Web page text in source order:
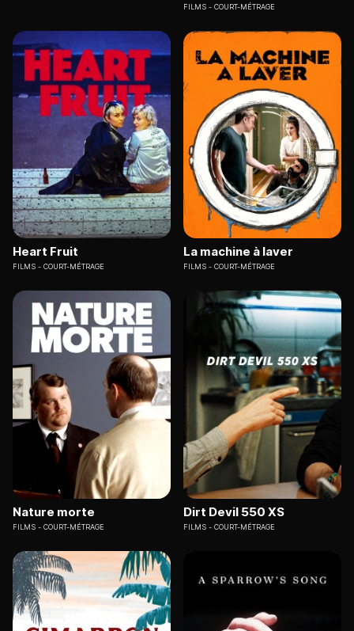
FILMS COURT-MÉTRAGE
Heart Fruit
FILMS COURT-MÉTRAGE
La machine à laver
FILMS COURT-MÉTRAGE
Nature morte
FILMS COURT-MÉTRAGE
Dirt Devil 550 XS
FILMS COURT-MÉTRAGE